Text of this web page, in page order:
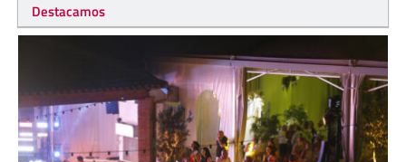
Destacamos